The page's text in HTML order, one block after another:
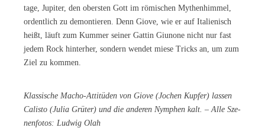
ta­ge, Ju­pi­ter, den obers­ten Gott im rö­mi­schen My­then­him­mel,
or­dent­lich zu de­mon­tie­ren. Denn Gio­ve, wie er auf Ita­lie­nisch
heißt, läuft zum Kum­mer sei­ner Gat­tin Giuno­ne nicht nur fast
je­dem Rock hin­ter­her, son­dern wen­det mie­se Tricks an, um zum
Ziel zu kommen.
Klas­si­sche Ma­cho-At­ti­tü­den von Gio­ve (Jo­chen Kup­fer) las­sen
Ca­lis­to (Ju­lia Grü­ter) und die an­de­ren Nym­phen kalt. – Alle Sze­
nen­fo­tos: Lud­wig Olah